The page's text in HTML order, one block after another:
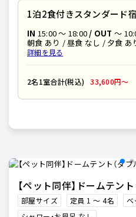
3~4人のキャンプでも窮屈さは感
また、エアコンを完備しておりま
冬も暖かく夏も涼しくお過ごしい
1泊2食付きスタンダード
IN 15:00 〜 18:00/ OUT ～
朝食 あり / 昼食 なし / 夕食 あ
詳細を見る
2名1室合計(税込) 33,600円〜
【ペット同伴】ドームテン
部屋サイズ 定員 1 〜 4名 ベ